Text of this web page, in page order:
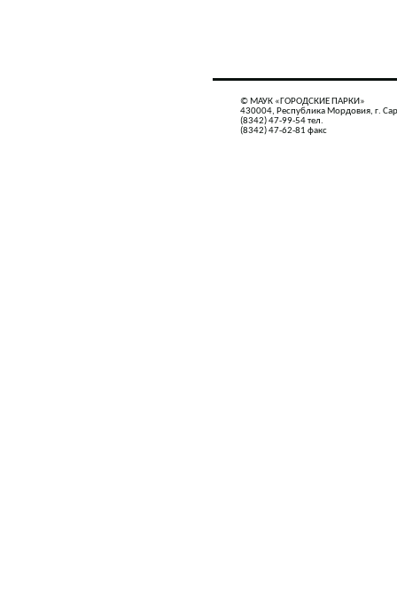
© МАУК «ГОРОДСКИЕ ПАРКИ»
430004, Республика Мордовия, г.
(8342) 47-99-54 тел.
(8342) 47-62-81 факс